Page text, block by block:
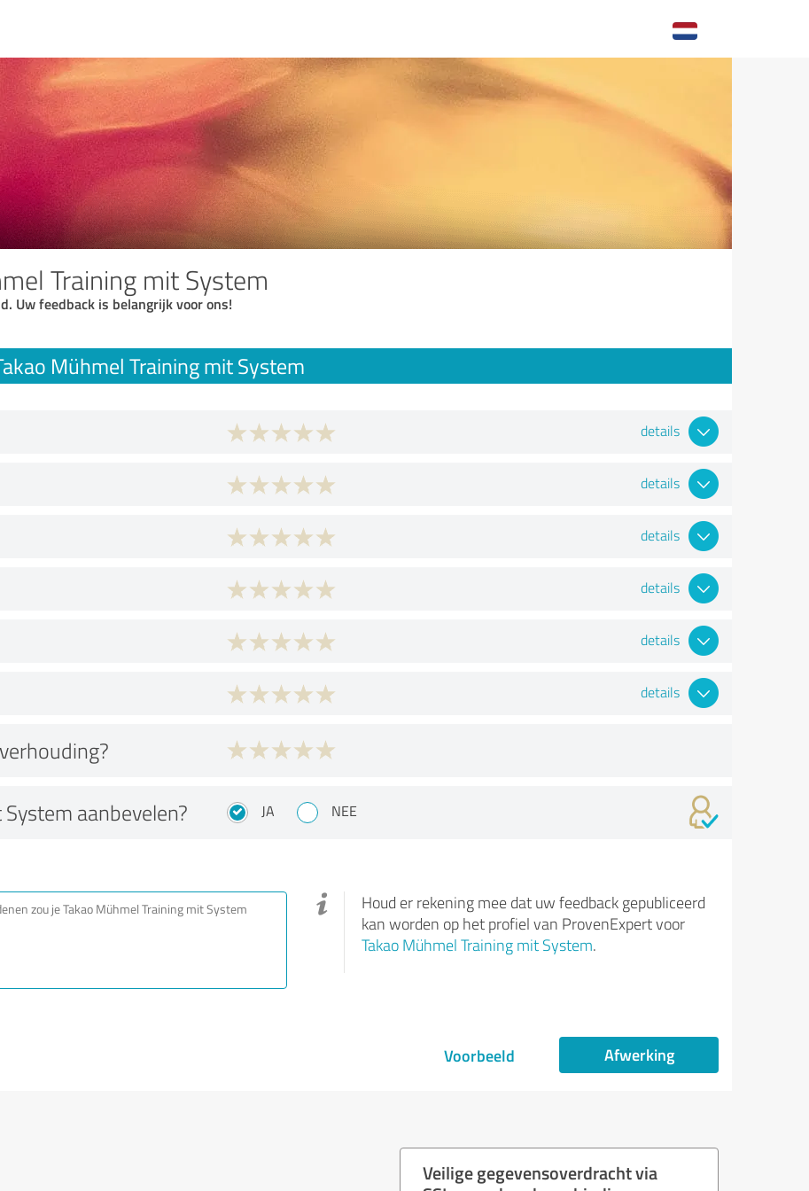
Training mit System
Uw feedback is belangrijk voor ons!
Mühmel Training mit System
details
details
details
details
details
details
aanbevelen? JA NEE
Houd er rekening mee dat uw feedback gepubliceerd
kan worden op het profiel van ProvenExpert voor
Takao Mühmel Training mit System.
Voorbeeld Afwerking
Veilige gegevensoverdracht via